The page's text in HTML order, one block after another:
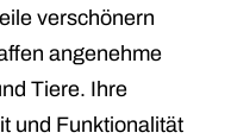
verschönern
angenehme
Tiere. Ihre
und Funktionalität